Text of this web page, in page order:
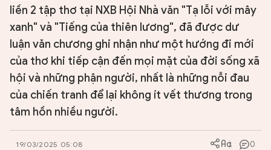
THƠ
TRUYỀN THỐNG
TRUYỆN
DIỄN ĐÀN
liền 2 tập thơ tại NXB Hội Nhà văn "Tạ lỗi với mây
xanh" và "Tiếng của thiên lương", đã được dư
luận văn chương ghi nhận như một hướng đi mới
của thơ khi tiếp cận đến mọi mặt của đời sống xã
hội và những phận người, nhất là những nỗi đau
của chiến tranh để lại không ít vết thương trong
tâm hồn nhiều người.
19/03/2025 05:08 0